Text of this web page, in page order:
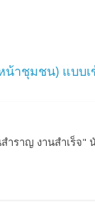
าชุมชน) แบบเ
าญ งานสำเร็จ" นั